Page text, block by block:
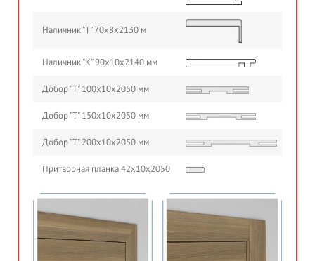
Наличник "Т" 70х8х2130 м
Наличник "К" 90х10х2140 мм
Добор "Т" 100х10х2050 мм
Добор "Т" 150х10х2050 мм
Добор "Т" 200х10х2050 мм
Притворная планка 42х10х2050